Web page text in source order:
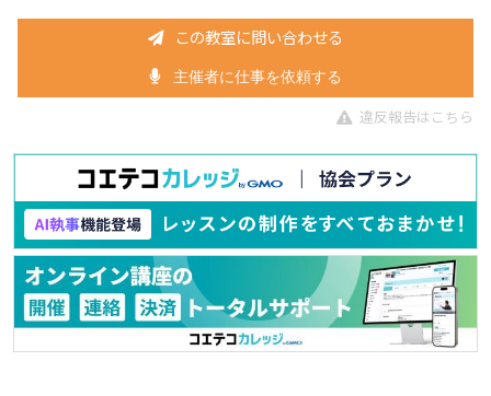
この教室に問い合わせる
主催者に仕事を依頼する
違反報告はこちら